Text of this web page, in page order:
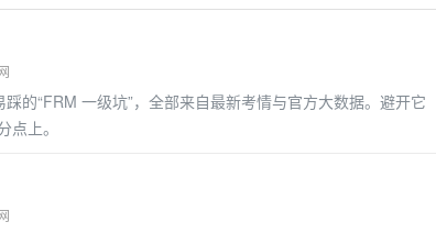
的“FRM 一级坑”，全部来自最新考情与官方大数据。避开它
上。